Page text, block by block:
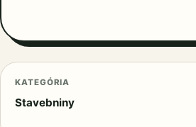
KATEGÓRIA
Stavebniny